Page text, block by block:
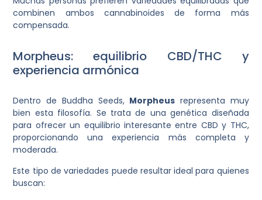
combinen ambos cannabinoides de forma más
compensada.
Morpheus: equilibrio CBD/THC y
experiencia armónica
Dentro de Buddha Seeds, Morpheus representa muy
bien esta filosofía. Se trata de una genética diseñada
para ofrecer un equilibrio interesante entre CBD y THC,
proporcionando una experiencia más completa y
moderada.
Este tipo de variedades puede resultar ideal para quienes
buscan: